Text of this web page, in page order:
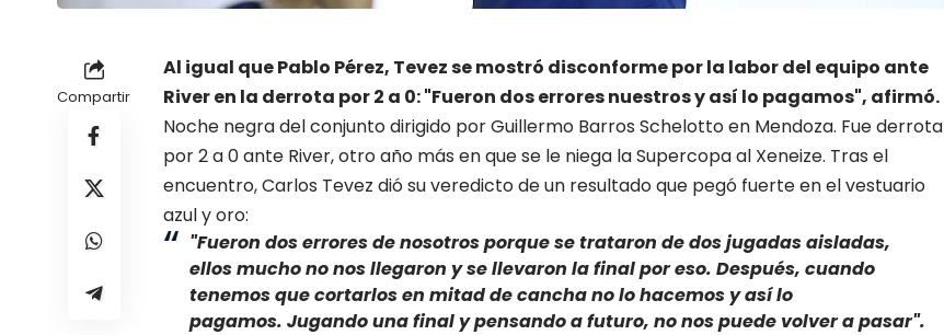
Compartir
Al igual que Pablo Pérez, Tevez se mostró disconforme por la labor del equipo ante
River en la derrota por 2 a 0: "Fueron dos errores nuestros y así lo pagamos", afirmó.
Noche negra del conjunto dirigido por Guillermo Barros Schelotto en Mendoza. Fue derrota
por 2 a 0 ante River, otro año más en que se le niega la Supercopa al Xeneize. Tras el
encuentro, Carlos Tevez dió su veredicto de un resultado que pegó fuerte en el vestuario
azul y oro:
"Fueron dos errores de nosotros porque se trataron de dos jugadas aisladas,
ellos mucho no nos llegaron y se llevaron la final por eso. Después, cuando
tenemos que cortarlos en mitad de cancha no lo hacemos y así lo
pagamos. Jugando una final y pensando a futuro, no nos puede volver a pasar".